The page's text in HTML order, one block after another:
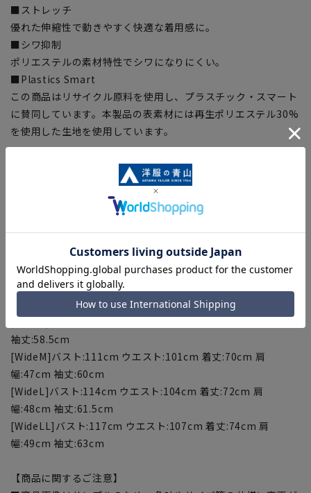
■ストレッチ
優れた伸縮性で動きやすく快適な着用感に。
■シワ抑制
ポリエステルの素材特性でシワになりにくい。
■Plastics Smart
この商品はリサイクル原料を使用し、プラスチック・スマート
に賛同しています。本製品の表素材には再生ポリエステル30%
を使用した生地を使用しています。
[S]バスト:103cm ウエスト:91cm 着丈:68cm 肩幅:44cm 袖
[M]バスト:106cm ウエスト:94cm 着丈:70cm 肩幅:45cm 袖
丈:60cm
[L]バスト:109cm ウエスト:97cm 着丈:72cm 肩幅:46cm 袖
丈:61.5cm
[LL]バスト:112cm ウエスト:100cm 着丈:74cm 肩幅:47cm 袖
[WideS]バスト:108cm ウエスト:98cm 着丈:68cm 肩幅:46cm
袖丈:58.5cm
[WideM]バスト:111cm ウエスト:101cm 着丈:70cm 肩
幅:47cm 袖丈:60cm
[WideL]バスト:114cm ウエスト:104cm 着丈:72cm 肩
幅:48cm 袖丈:61.5cm
[WideLL]バスト:117cm ウエスト:107cm 着丈:74cm 肩
幅:49cm 袖丈:63cm
【商品に関するご注意】